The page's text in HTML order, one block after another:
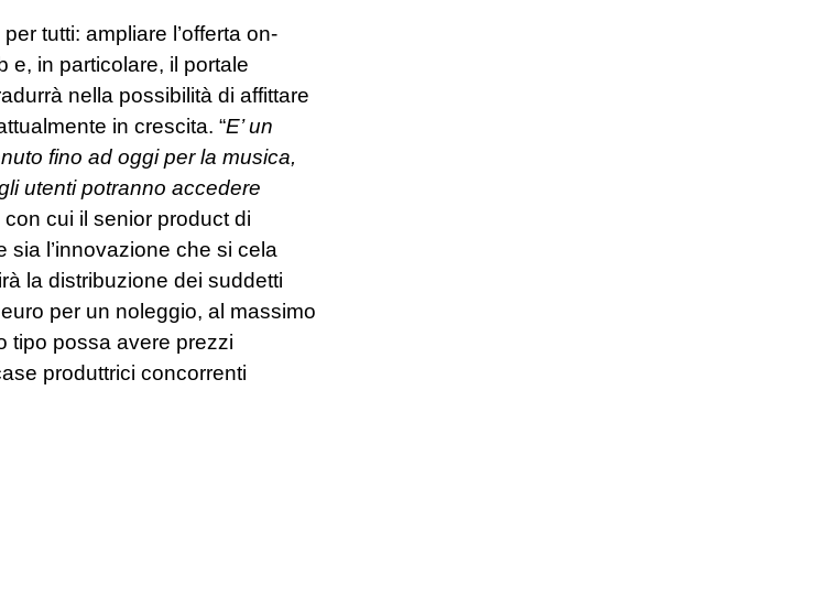
tutti: ampliare l’offerta on-
e, in particolare, il portale
nella possibilità di affittare
in crescita. “E’ un
fino ad oggi per la musica,
utenti potranno accedere
cui il senior product di
l’innovazione che si cela
la distribuzione dei suddetti
per un noleggio, al massimo
tipo possa avere prezzi
produttrici concorrenti